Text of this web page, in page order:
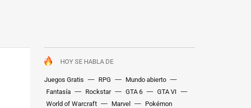
HOY SE HABLA DE
Juegos Gratis RPG
Mundo abierto
Fantasía
Rockstar GTA 6
GTA VI
World of Warcraft
Marvel Pokémon